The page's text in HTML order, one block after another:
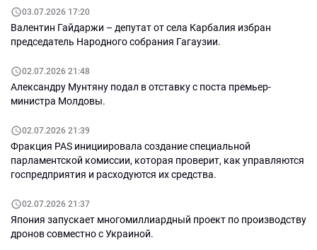
03.07.2026 17:20
Валентин Гайдаржи – депутат от села Карбалия избран
председатель Народного собрания Гагаузии.
02.07.2026 21:48
Александру Мунтяну подал в отставку с поста премьер-
министра Молдовы.
02.07.2026 21:39
Фракция PAS инициировала создание специальной
парламентской комиссии, которая проверит, как управляются
госпредприятия и расходуются их средства.
02.07.2026 21:37
Япония запускает многомиллиардный проект по производству
дронов совместно с Украиной.